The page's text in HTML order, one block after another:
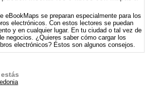
eBookMaps se preparan especialmente para los
electrónicos. Con estos lectores se puedan
y en cualquier lugar. En tu ciudad o tal vez de
negocios. ¿Quieres saber cómo cargar los
electrónicos? Éstos son algunos consejos.